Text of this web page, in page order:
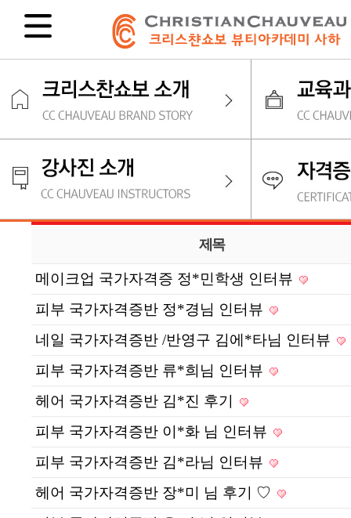
제목
메이크업 국가자격증 정*민학생 인터뷰
피부 국가자격증반 정*경님 인터뷰
네일 국가자격증반 /반영구 김에*타님 인터뷰
피부 국가자격증반 류*희님 인터뷰
헤어 국가자격증반 김*진 후기
피부 국가자격증반 이*화 님 인터뷰
피부 국가자격증반 김*라님 인터뷰
헤어 국가자격증반 장*미 님 후기 ♡